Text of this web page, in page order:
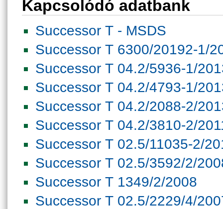
Kapcsolódó adatbank
Successor T - MSDS
Successor T 6300/20192-1/
Successor T 04.2/5936-1/
Successor T 04.2/4793-1/
Successor T 04.2/2088-2/
Successor T 04.2/3810-2/
Successor T 02.5/11035-2/
Successor T 02.5/3592/2/
Successor T 1349/2/2008
Successor T 02.5/2229/4/